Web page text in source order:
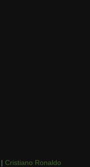
| Cristiano Ronaldo